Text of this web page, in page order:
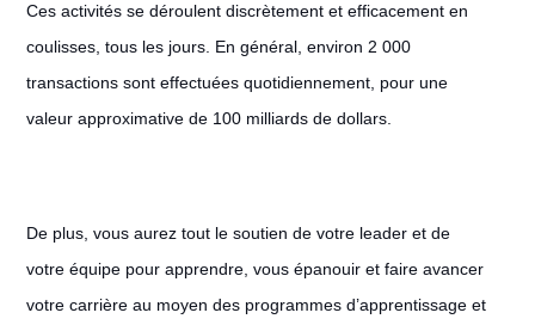
Ces activités se déroulent discrètement et efficacement en
coulisses, tous les jours. En général, environ 2 000
transactions sont effectuées quotidiennement, pour une
valeur approximative de 100 milliards de dollars.
De plus, vous aurez tout le soutien de votre leader et de
votre équipe pour apprendre, vous épanouir et faire avancer
votre carrière au moyen des programmes d’apprentissage et